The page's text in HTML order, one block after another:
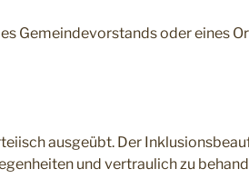
Gemeindevorstands oder eines
ausgeübt. Der
und vertraulich zu